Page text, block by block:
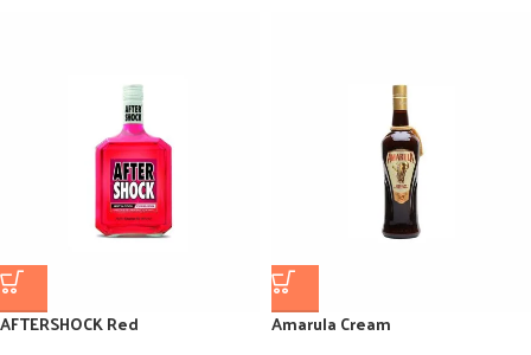
AFTERSHOCK Red Amarula Cream